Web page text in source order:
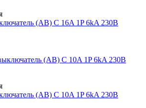
(АВ) C 16A 1P 6kA 230В
(АВ) C 10A 1P 6kA 230В